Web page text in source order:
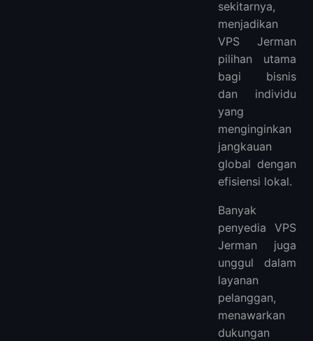
sekitarnya,
menjadikan
VPS Jerman
pilihan utama
bagi bisnis
dan individu
yang
menginginkan
jangkauan
global dengan
efisiensi lokal.
Banyak
penyedia VPS
Jerman juga
unggul dalam
layanan
pelanggan,
menawarkan
dukungan